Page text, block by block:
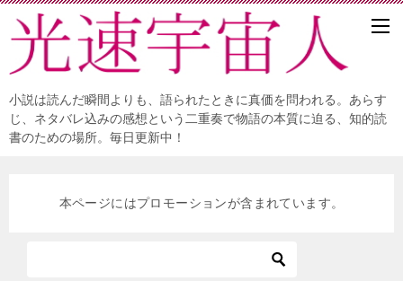
小説は読んだ瞬間よりも、語られたときに真価を問われる。あらす
じ、ネタバレ込みの感想という二重奏で物語の本質に迫る、知的読
書のための場所。毎日更新中！
本ページにはプロモーションが含まれています。